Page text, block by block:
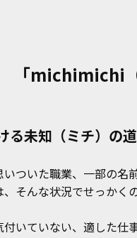
「michimichi
る未知（ミチ）の道
ついた職業、一部の名
、そんな状況でせっか
いていない、適した仕